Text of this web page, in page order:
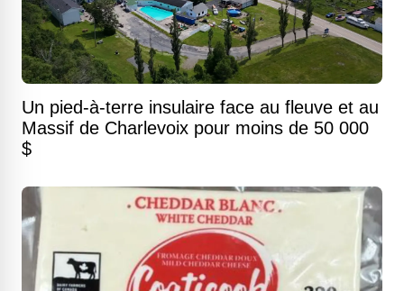
Un pied-à-terre insulaire face au fleuve et au
Massif de Charlevoix pour moins de 50 000
$